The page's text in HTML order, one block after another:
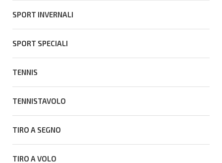
SPORT INVERNALI
SPORT SPECIALI
TENNIS
TENNISTAVOLO
TIRO A SEGNO
TIRO A VOLO